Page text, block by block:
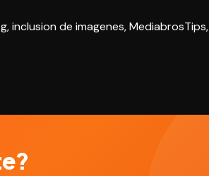
,inclusion de imagenes,MediabrosTips,